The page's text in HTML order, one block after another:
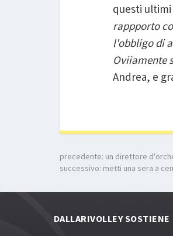
questi
rappporto
l'obbligo di
Oviiamente
Andrea, e
precedente: un direttore
successivo: metti una sera a
DALLARIVOLLEY SOSTIENE